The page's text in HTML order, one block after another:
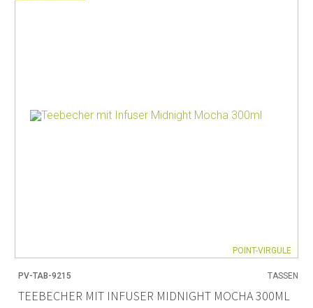
POINT-VIRGULE
PV-TAB-9215 TASSEN
TEEBECHER MIT INFUSER MIDNIGHT MOCHA 300ML